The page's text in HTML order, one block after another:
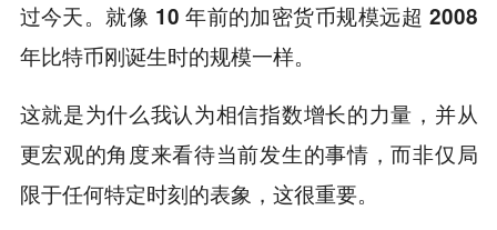
过今天。就像 10 年前的加密货币规模远超 2008
年比特币刚诞生时的规模一样。
这就是为什么我认为相信指数增长的力量，并从
更宏观的角度来看待当前发生的事情，而非仅局
限于任何特定时刻的表象，这很重要。